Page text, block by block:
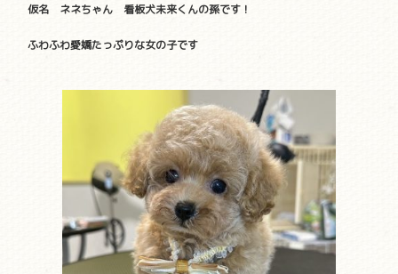
仮名 ネネちゃん 看板犬未来くんの孫です！
ふわふわ愛嬌たっぷりな女の子です